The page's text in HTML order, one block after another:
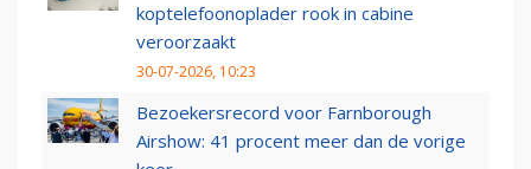
koptelefoonoplader rook in cabine
veroorzaakt
30-07-2026, 10:23
Bezoekersrecord voor Farnborough
Airshow: 41 procent meer dan de vorige